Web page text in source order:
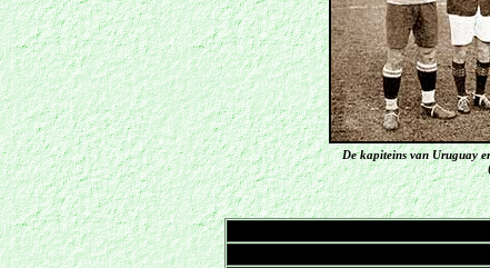
De kapiteins van Uruguay